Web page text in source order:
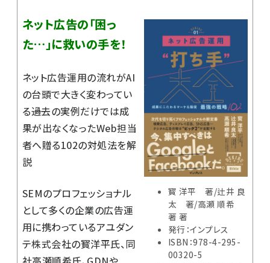
寳 洋平 著/辻井 良
太 著/高瀬 順希
著 著
発行：インプレス
ISBN：978-4-295-
00320-5
ネット広告の「困っ
た…」に救いの手を！
ネット広告運用の流れがAI
の台頭で大きく変わってい
る――過去の実例だけでは成
果が出なくなったWeb担当
者へ贈る102の対処法を解
説
SEMのプロフェッショナル
として多くの企業の広告運
用に携わっているアユダン
テ株式会社の寳洋平氏、同